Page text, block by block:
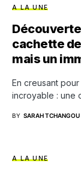
A LA UNE
cachette
mais un
En creusant
incroyable : une
BY SARAH TCHANGOU
A LA UNE